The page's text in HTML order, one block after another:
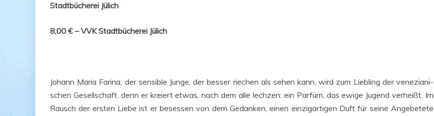
Stadt­bü­che­rei Jülich
8,00 € – VVK Stadt­bü­che­rei Jülich
Johann Maria Fari­na, der sen­si­ble Jun­ge, der bes­ser rie­chen als sehen kann, wird zum Lieb­ling der vene­zia­ni­
schen Gesell­schaft, denn er kre­iert etwas, nach dem alle lech­zen: ein Par­füm, das ewi­ge Jugend ver­heißt. Im
Rausch der ers­ten Lie­be ist er beses­sen von dem Gedan­ken, einen ein­zig­ar­ti­gen Duft für sei­ne Ange­be­te­te